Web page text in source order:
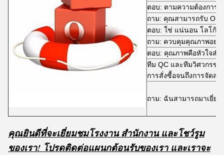
ตอบ: ตามความต้องการ
ถาม: คุณสามารถรับ
ตอบ: ใช่ แน่นอน โลโก้ก็
ถาม: ควบคุมคุณภาพอย่า
ตอบ: คุณภาพคือหัวใจสำ
ทีม QC และทีมวิศวกรขอ
การสั่งซื้อจนถึงการจัดส่ง
ถาม: ฉันสามารถมาเยี่ย
คุณยินดีที่จะเยี่ยมชมโรงงาน สำนักงาน และโชว์รูม
ของเรา! โปรดติดต่อแผนกต้อนรับของเรา และเราจะ